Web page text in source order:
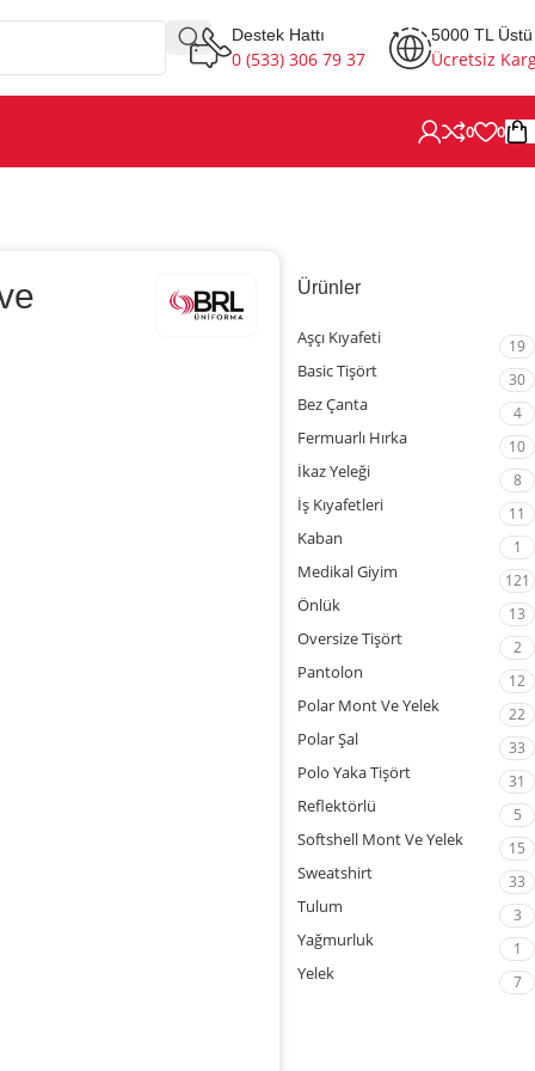
Destek Hattı
0 (533) 306 79 37
5000 TL Üstü
Ücretsiz
0 0
Ürünler
Aşçı Kıyafeti 19
Basic Tişört 30
Bez Çanta 4
Fermuarlı Hırka 10
İkaz Yeleği 8
İş Kıyafetleri 11
Kaban 1
Medikal Giyim 121
Önlük 13
Oversize Tişört 2
Pantolon 12
Polar Mont Ve Yelek 22
Polar Şal 33
Polo Yaka Tişört 31
Reflektörlü 5
Softshell Mont Ve Yelek 15
Sweatshirt 33
Tulum 3
Yağmurluk 1
Yelek 7